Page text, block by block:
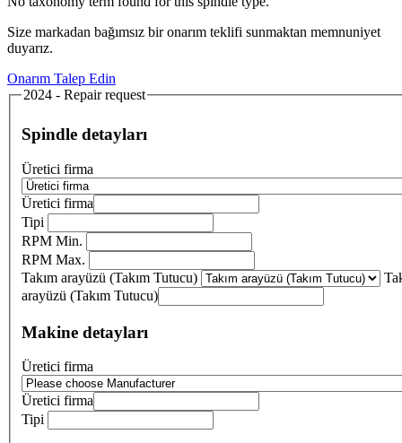
Size markadan bağımsız bir onarım teklifi sunmaktan memnuniyet
duyarız.
Onarım Talep Edin
2024 - Repair request
Spindle detayları
Üretici firma
Üretici firma
Tipi
RPM Min.
RPM Max.
Takım arayüzü (Takım Tutucu)
arayüzü (Takım Tutucu)
Makine detayları
Üretici firma
Üretici firma
Tipi